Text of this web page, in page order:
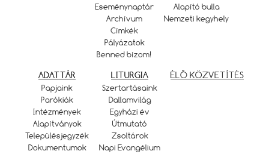
Eseménynaptár
Archívum
Címkék
Pályázatok
Benned bízom!
Alapító bulla
Nemzeti kegyhely
ADATTÁR
Papjaink
Parókiák
Intézmények
Alapítványok
Településjegyzék
Dokumentumok
LITURGIA
Szertartásaink
Dallamvilág
Egyházi év
Útmutató
Zsoltárok
Napi Evangélium
ÉLŐ KÖZVETÍTÉS